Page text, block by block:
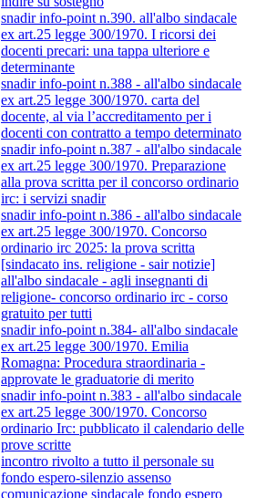
snadir info-point n.390. all'albo sindacale
ex art.25 legge 300/1970. I ricorsi dei
docenti precari: una tappa ulteriore e
determinante
snadir info-point n.388 - all'albo sindacale
ex art.25 legge 300/1970. carta del
docente, al via l’accreditamento per i
docenti con contratto a tempo determinato
snadir info-point n.387 - all'albo sindacale
ex art.25 legge 300/1970. Preparazione
alla prova scritta per il concorso ordinario
irc: i servizi snadir
snadir info-point n.386 - all'albo sindacale
ex art.25 legge 300/1970. Concorso
ordinario irc 2025: la prova scritta
[sindacato ins. religione - sair notizie]
all'albo sindacale - agli insegnanti di
religione- concorso ordinario irc - corso
gratuito per tutti
snadir info-point n.384- all'albo sindacale
ex art.25 legge 300/1970. Emilia
Romagna: Procedura straordinaria -
approvate le graduatorie di merito
snadir info-point n.383 - all'albo sindacale
ex art.25 legge 300/1970. Concorso
ordinario Irc: pubblicato il calendario delle
prove scritte
incontro rivolto a tutto il personale su
fondo espero-silenzio assenso
comunicazione sindacale fondo espero